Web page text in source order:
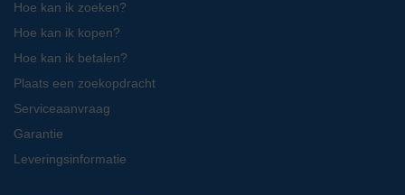
Hoe kan ik zoeken?
Hoe kan ik kopen?
Hoe kan ik betalen?
Plaats een zoekopdracht
Serviceaanvraag
Garantie
Leveringsinformatie